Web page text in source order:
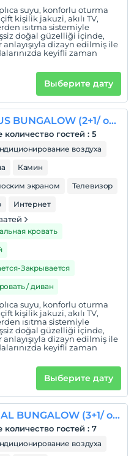
на
возрасте до 6 на номер
suyu, konforlu oturma
kişilik jakuzi, akılı TV,
ısıtma sistemiyle
doğal güzelliği içinde,
anlayışıyla dizayn edilmiş ile
keyifli zaman
Выберите дату
DELUXE PLUS BUNGALOW (2+1/ oda içinde ve bahçede jakuzi)
гостей : 5
воздуха
Камин
экраном
Телевизор
Интернет
кровать
Закрывается
/ диван
suyu, konforlu oturma
kişilik jakuzi, akılı TV,
ısıtma sistemiyle
doğal güzelliği içinde,
anlayışıyla dizayn edilmiş ile
keyifli zaman
Выберите дату
PRESIDENTIAL BUNGALOW (3+1/ oda içinde ve bahçede jakuzi)
гостей : 7
воздуха